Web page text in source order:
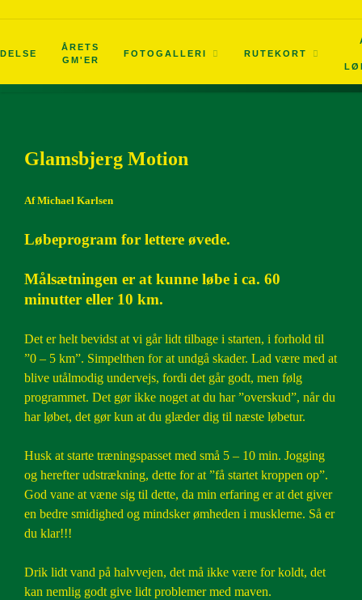
ÅRETS
GM'ER
FOTOGALLERI RUTEKORT
Glamsbjerg Motion
Af Michael Karlsen
Løbeprogram for lettere øvede.
Målsætningen er at kunne løbe i ca. 60
minutter eller 10 km.
Det er helt bevidst at vi går lidt tilbage i starten, i forhold til
”0 – 5 km”. Simpelthen for at undgå skader. Lad være med at
blive utålmodig undervejs, fordi det går godt, men følg
programmet. Det gør ikke noget at du har ”overskud”, når du
har løbet, det gør kun at du glæder dig til næste løbetur.
Husk at starte træningspasset med små 5 – 10 min. Jogging
og herefter udstrækning, dette for at ”få startet kroppen op”.
God vane at væne sig til dette, da min erfaring er at det giver
en bedre smidighed og mindsker ømheden i musklerne. Så er
du klar!!!
Drik lidt vand på halvvejen, det må ikke være for koldt, det
kan nemlig godt give lidt problemer med maven.
2019
2016
2015
2014
2012
2011